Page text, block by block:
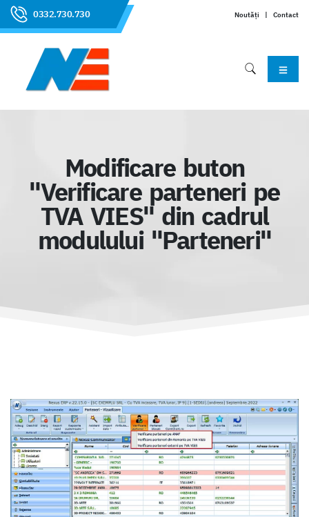
0332.730.730 Noutăți | Contact
Modificare buton
"Verificare parteneri pe
TVA VIES" din cadrul
modulului "Parteneri"